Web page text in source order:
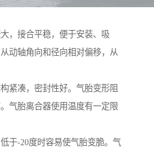
，接合平稳，便于安装、吸
动轴角向和径向相对偏移，从
紧凑，密封性好。气胎变形阻
气胎离合器使用温度有一定限
于-20度时容易使气胎变脆。气